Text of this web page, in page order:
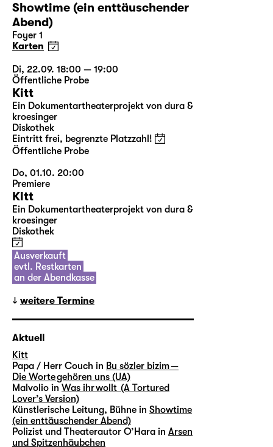
Showtime (ein enttäuschender
Abend)
Foyer 1
Karten
Di, 22.09. 18:00 — 19:00
Öffentliche Probe
Kitt
Ein Dokumentartheaterprojekt von dura &
kroesinger
Diskothek
Eintritt frei, begrenzte Platzzahl!
Öffentliche Probe
Do, 01.10. 20:00
Premiere
Kitt
Ein Dokumentartheaterprojekt von dura &
kroesinger
Diskothek
Ausverkauft
evtl. Restkarten
an der Abendkasse
weitere Termine
Aktuell
Kitt
Papa / Herr Couch in Bu sözler bizim —
Die Worte gehören uns (UA)
Malvolio in Was ihr wollt (A Tortured
Lover’s Version)
Künstlerische Leitung, Bühne in Showtime
(ein enttäuschender Abend)
Polizist und Theaterautor O’Hara in Arsen
und Spitzenhäubchen